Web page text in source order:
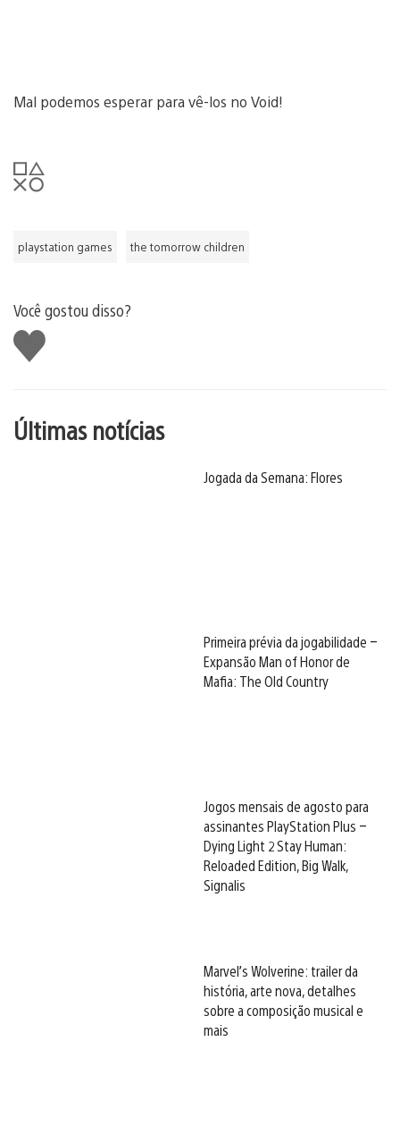
Mal podemos esperar para vê-los no Void!
playstation games the tomorrow children
Você gostou disso?
Curtir
Últimas notícias
Jogada da Semana: Flores
Primeira prévia da jogabilidade –
Expansão Man of Honor de
Mafia: The Old Country
Jogos mensais de agosto para
assinantes PlayStation Plus –
Dying Light 2 Stay Human:
Reloaded Edition, Big Walk,
Signalis
Marvel’s Wolverine: trailer da
história, arte nova, detalhes
sobre a composição musical e
mais